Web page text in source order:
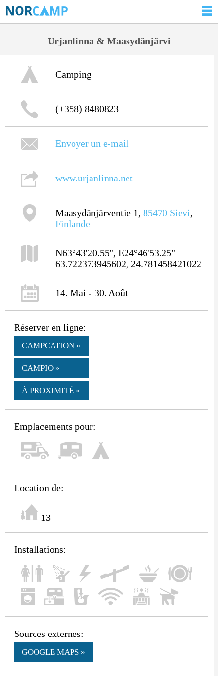
Urjanlinna & Maasydänjärvi
Camping
(+358) 8480823
Envoyer un e-mail
www.urjanlinna.net
Maasydänjärventie 1, 85470 Sievi,
Finlande
N63°43'20.55", E24°46'53.25"
63.722373945602, 24.781458421022
14. Mai - 30. Août
Réserver en ligne:
CAMPCATION »
CAMPIO »
À PROXIMITÉ »
Emplacements pour:
Location de:
13
Installations:
Sources externes:
GOOGLE MAPS »